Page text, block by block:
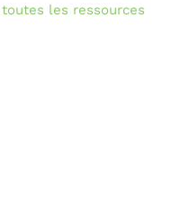
toutes les ressources